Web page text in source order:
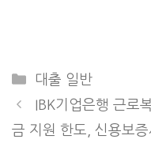
Categories
대출 일반
IBK기업은행 근로
금 지원 한도, 신용보증